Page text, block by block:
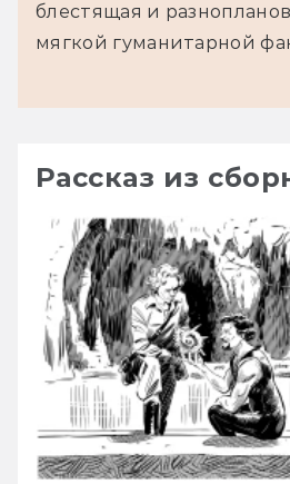
блестящая и
мягкой гуманитарной
Рассказ из